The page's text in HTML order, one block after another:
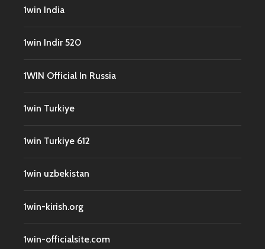
1win India
1win Indir 520
1WIN Official In Russia
1win Turkiye
1win Turkiye 612
1win uzbekistan
1win-kirish.org
1win-officialsite.com